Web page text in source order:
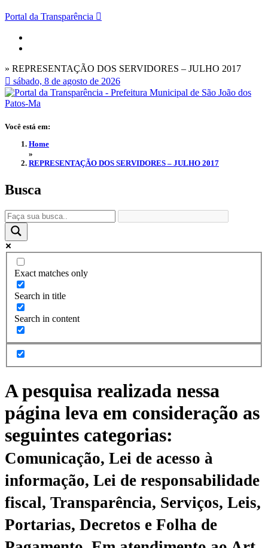
Portal da Transparência
» REPRESENTAÇÃO DOS SERVIDORES – JULHO 2017
sábado, 8 de agosto de 2026
Você está em:
Home
»
REPRESENTAÇÃO DOS SERVIDORES – JULHO 2017
Busca
Exact matches only
Search in title
Search in content
A pesquisa realizada nessa
página leva em consideração as
seguintes categorias:
Comunicação, Lei de acesso à
informação, Lei de responsabilidade
fiscal, Transparência, Serviços, Leis,
Portarias, Decretos e Folha de